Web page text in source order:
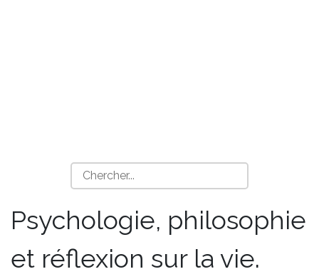
Psychologie, philosophie
et réflexion sur la vie.